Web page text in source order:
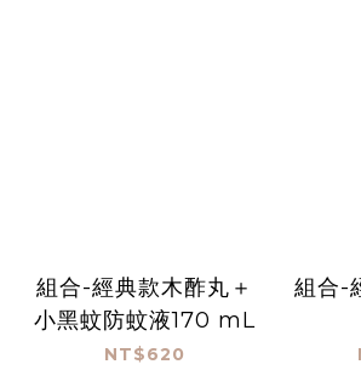
組合-經典款木酢丸＋
小黑蚊防蚊液170 mL
NT$620
組合-